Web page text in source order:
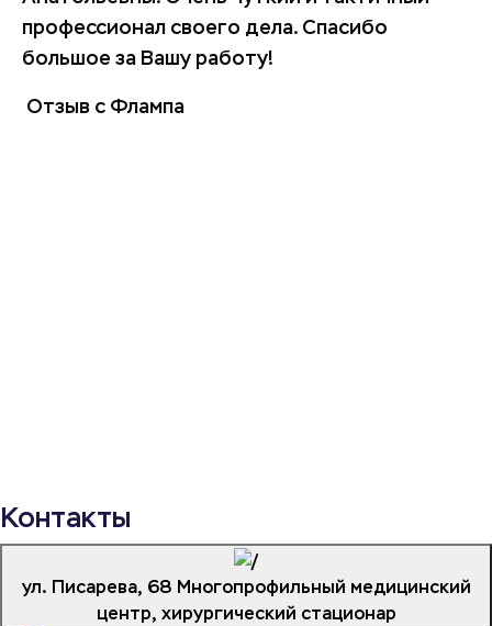
профессионал своего дела. Спасибо
большое за Вашу работу!
Отзыв с Флампа
Контакты
ул. Писарева, 68 Многопрофильный медицинский
центр, хирургический стационар